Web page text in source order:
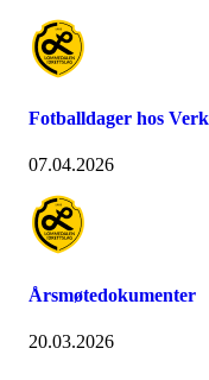
Fotballdager hos
07.04.2026
Årsmøtedokumenter
20.03.2026